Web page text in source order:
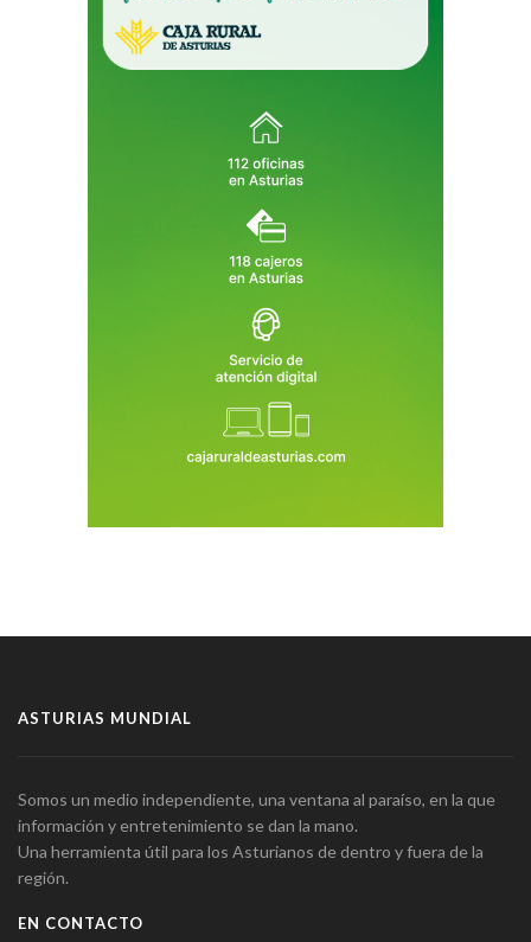
ASTURIAS MUNDIAL
Somos un medio independiente, una ventana al paraíso, en la que
información y entretenimiento se dan la mano.
Una herramienta útil para los Asturianos de dentro y fuera de la
región.
EN CONTACTO